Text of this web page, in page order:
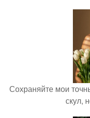
Сохраняйте мои
скул,